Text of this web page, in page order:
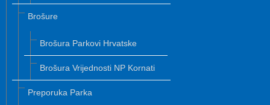
Brošure
Brošura Parkovi Hrvatske
Brošura Vrijednosti NP Kornati
Preporuka Parka